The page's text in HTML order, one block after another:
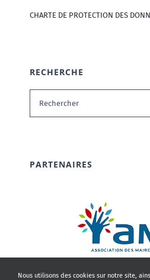
CHARTE DE PROTECTION DES
RECHERCHE
Rechercher:
PARTENAIRES
Nous utilisons des cookies sur notre site,